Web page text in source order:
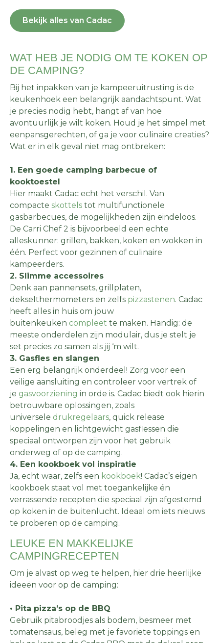
Bekijk alles van Cadac
WAT HEB JE NODIG OM TE KOKEN OP
DE CAMPING?
Bij het inpakken van je kampeeruitrusting is de
keukenhoek een belangrijk aandachtspunt. Wat
je precies nodig hebt, hangt af van hoe
avontuurlijk je wilt koken. Houd je het simpel met
eenpansgerechten, of ga je voor culinaire creaties?
Wat er in elk geval niet mag ontbreken:
1. Een goede camping barbecue of
kooktoestel
Hier maakt Cadac echt het verschil. Van
compacte skottels tot multifunctionele
gasbarbecues, de mogelijkheden zijn eindeloos.
De Carri Chef 2 is bijvoorbeeld een echte
alleskunner: grillen, bakken, koken en wokken in
één. Perfect voor gezinnen of culinaire
kampeerders.
2. Slimme accessoires
Denk aan pannensets, grillplaten,
dekselthermometers en zelfs pizzastenen. Cadac
heeft alles in huis om jouw
buitenkeuken compleet te maken. Handig: de
meeste onderdelen zijn modulair, dus je stelt je
set precies zo samen als jij ‘m wilt.
3. Gasfles en slangen
Een erg belangrijk onderdeel! Zorg voor een
veilige aansluiting en controleer voor vertrek of
je gasvoorziening in orde is. Cadac biedt ook hierin
betrouwbare oplossingen, zoals
universele drukregelaars, quick release
koppelingen en lichtgewicht gasflessen die
speciaal ontworpen zijn voor het gebruik
onderweg of op de camping.
4. Een kookboek vol inspiratie
Ja, echt waar, zelfs een kookboek! Cadac’s eigen
kookboek staat vol met toegankelijke én
verrassende recepten die speciaal zijn afgestemd
op koken in de buitenlucht. Ideaal om iets nieuws
te proberen op de camping.
LEUKE EN MAKKELIJKE
CAMPINGRECEPTEN
Om je alvast op weg te helpen, hier drie heerlijke
ideeën voor op de camping:
• Pita pizza’s op de BBQ
Gebruik pitabroodjes als bodem, besmeer met
tomatensaus, beleg met je favoriete toppings en